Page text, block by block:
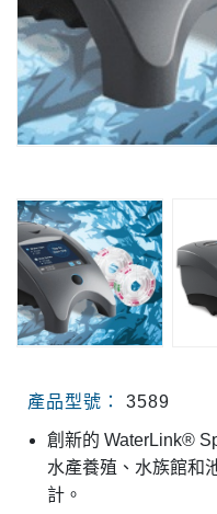
產品型號： 3589
創新的 WaterLink®
水產養殖、水族館和
計。